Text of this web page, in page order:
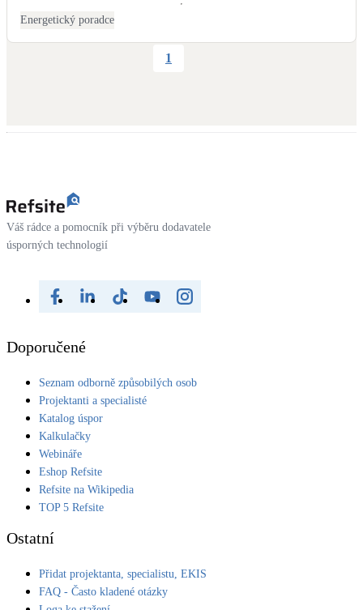
Energetický poradce
1
Váš rádce a pomocník při výběru dodavatele
úsporných technologií
Doporučené
Seznam odborně způsobilých osob
Projektanti a specialisté
Katalog úspor
Kalkulačky
Webináře
Eshop Refsite
Refsite na Wikipedia
TOP 5 Refsite
Ostatní
Přidat projektanta, specialistu, EKIS
FAQ - Často kladené otázky